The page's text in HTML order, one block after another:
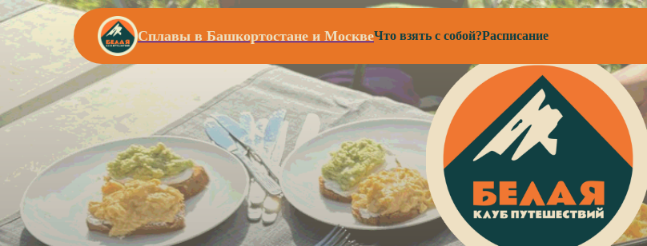
Сплавы в Башкортостане и МосквеЧто взять с собой?Расписание